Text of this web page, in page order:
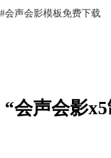
#会声会影模板免费下载
“会声会影